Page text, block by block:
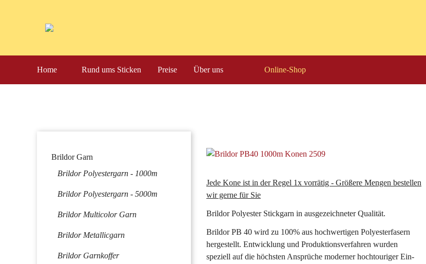
NavigationHome Rund ums Sticken Preise Über uns Online-Shop
Jede Kone ist in der Regel 1x vorrätig - Größere Mengen bestellen
wir gerne für Sie
Brildor Polyester Stickgarn in ausgezeichneter Qualität.
Brildor PB 40 wird zu 100% aus hochwertigen Polyesterfasern
hergestellt. Entwicklung und Produktionsverfahren wurden
speziell auf die höchsten Ansprüche moderner hochtouriger Ein-
Navigation
Brildor Garn
Brildor Polyestergarn - 1000m
Brildor Polyestergarn - 5000m
Brildor Multicolor Garn
Brildor Metallicgarn
Brildor Garnkoffer